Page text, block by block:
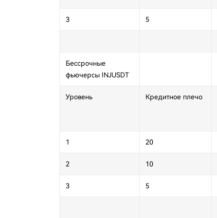
3 5
Бессрочные
фьючерсы INJUSDT
Уровень Кредитное плечо
1 20
2 10
3 5